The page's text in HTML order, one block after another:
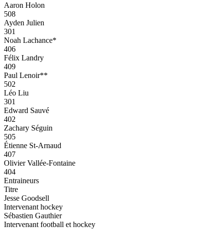
Aaron Holon
508
Ayden Julien
301
Noah Lachance*
406
Félix Landry
409
Paul Lenoir**
502
Léo Liu
301
Edward Sauvé
402
Zachary Séguin
505
Étienne St-Arnaud
407
Olivier Vallée-Fontaine
404
Entraineurs
Titre
Jesse Goodsell
Intervenant hockey
Sébastien Gauthier
Intervenant football et hockey